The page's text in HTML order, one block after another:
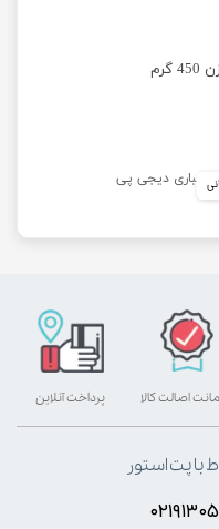
پرداخت آنلاین اصالت کالا
با پت استور